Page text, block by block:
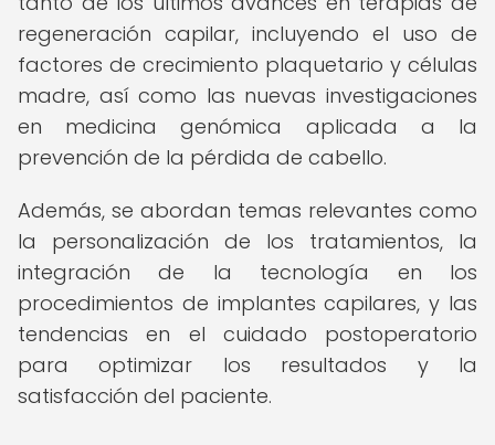
regeneración capilar, incluyendo el uso de
factores de crecimiento plaquetario y células
madre, así como las nuevas investigaciones
en medicina genómica aplicada a la
prevención de la pérdida de cabello.
Además, se abordan temas relevantes como
la personalización de los tratamientos, la
integración de la tecnología en los
procedimientos de implantes capilares, y las
tendencias en el cuidado postoperatorio
para optimizar los resultados y la
satisfacción del paciente.